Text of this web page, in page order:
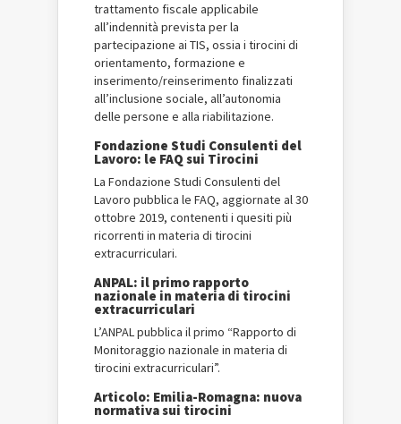
trattamento fiscale applicabile
all’indennità prevista per la
partecipazione ai TIS, ossia i tirocini di
orientamento, formazione e
inserimento/reinserimento finalizzati
all’inclusione sociale, all’autonomia
delle persone e alla riabilitazione.
Fondazione Studi Consulenti del
Lavoro: le FAQ sui Tirocini
La Fondazione Studi Consulenti del
Lavoro pubblica le FAQ, aggiornate al 30
ottobre 2019, contenenti i quesiti più
ricorrenti in materia di tirocini
extracurriculari.
ANPAL: il primo rapporto
nazionale in materia di tirocini
extracurriculari
L’ANPAL pubblica il primo “Rapporto di
Monitoraggio nazionale in materia di
tirocini extracurriculari”.
Articolo: Emilia-Romagna: nuova
normativa sui tirocini